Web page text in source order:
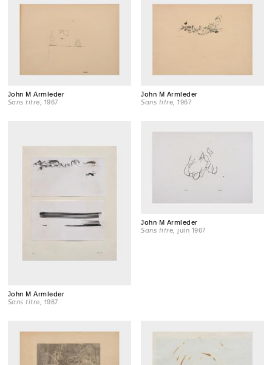
John M Armleder
Sans titre , 1967
John M Armleder
Sans titre , 1967
John M Armleder
Sans titre , 1967
John M Armleder
Sans titre , juin 1967